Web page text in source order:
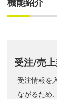
機能紹介
受注/売
受注情報を
ながるため